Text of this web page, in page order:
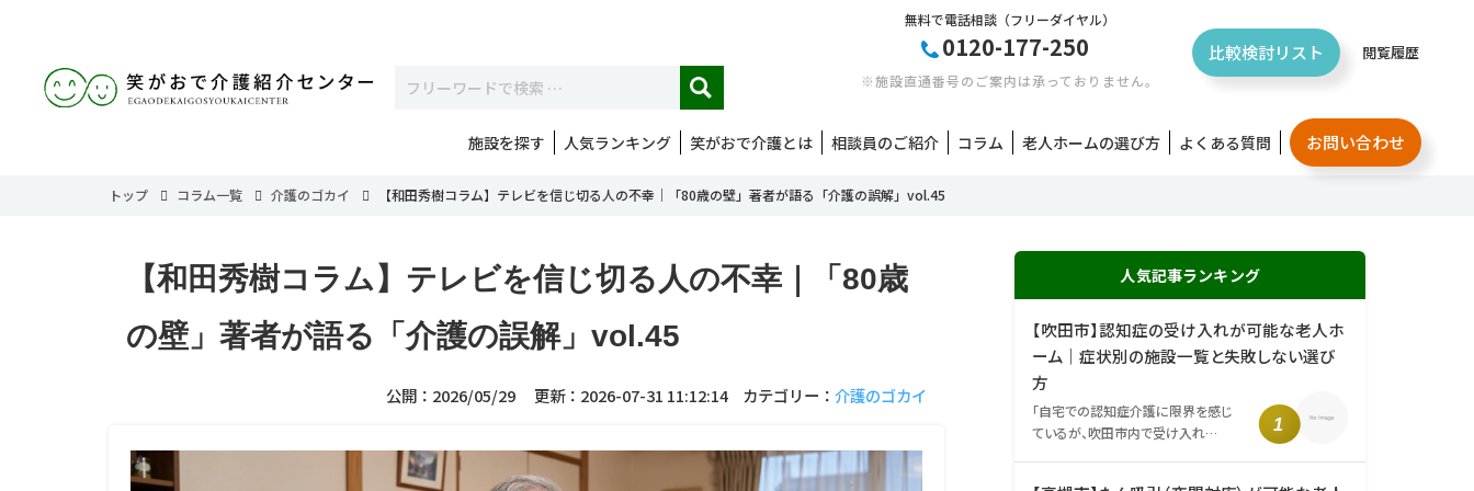
無料で電話相談 （フリーダイヤル）
0120-177-250
※施設直通番号のご案内は承っておりません。
比較検討リスト 閲覧履歴
施設を探す 人気ランキング 笑がおで介護とは 相談員のご紹介 コラム 老人ホームの選び方 よくある質問 お問い合わせ
トップ コラム一覧 介護のゴカイ 【和田秀樹コラム】テレビを信じ切る人の不幸｜「80歳の壁」著者が語る「介護の誤解」vol.45
【和田秀樹コラム】テレビを信じ切る人の不幸｜「80歳
の壁」著者が語る「介護の誤解」vol.45
公開：2026/05/29 更新：2026-07-31 11:12:14 カテゴリー：介護のゴカイ
人気記事ランキング
【吹田市】認知症の受け入れが可能な老人ホ
ーム｜症状別の施設一覧と失敗しない選び
方
「自宅での認知症介護に限界を感じ
ているが、吹田市内で受け入れ…